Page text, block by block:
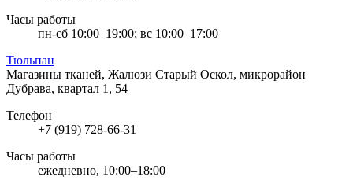
Часы работы
пн-сб 10:00–19:00; вс 10:00–17:00
Тюльпан
Магазины тканей, Жалюзи Старый Оскол, микрорайон
Дубрава, квартал 1, 54
Телефон
+7 (919) 728-66-31
Часы работы
ежедневно, 10:00–18:00